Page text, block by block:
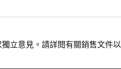
立意見。請詳閱有關銷售文件以